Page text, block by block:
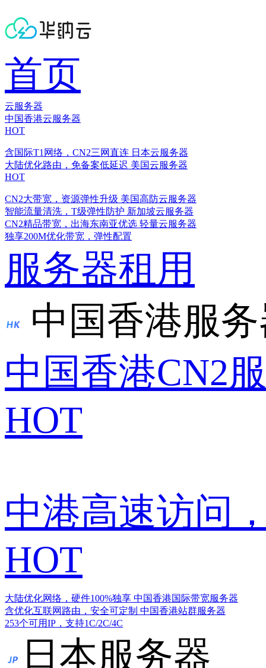
首页
云服务器
中国香港云服务器
HOT
含国际T1网络，CN2三网直连 日本云服务器
大陆优化路由，免备案低延迟 美国云服务器
HOT
CN2大带宽，资源弹性升级 美国高防云服务器
智能流量清洗，T级弹性防护 新加坡云服务器
CN2精品带宽，出海东南亚优选 轻量云服务器
独享200M优化带宽，弹性配置
服务器租用
中国香港服
中国香港CN2
HOT
中港高速访问
HOT
大陆优化网络，硬件100%独享 中国香港国际带宽服务器
含优化互联网路由，安全可定制 中国香港站群服务器
253个可用IP，支持1C/2C/4C
日本服务器